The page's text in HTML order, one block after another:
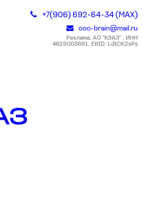
+7(906) 692-64-34 (MAX)
ooo-brain@mail.ru
Реклама, АО "КЭАЗ" , ИНН
4629003691, ERID: LdtCK2sPs